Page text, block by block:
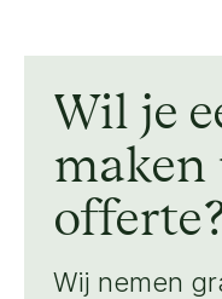
Wil je
maken
Wij nemen